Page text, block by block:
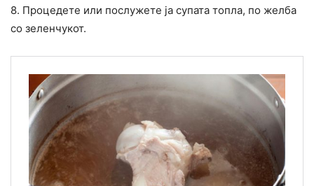
8. Процедете или послужете ја супата топла, по желба
со зеленчукот.